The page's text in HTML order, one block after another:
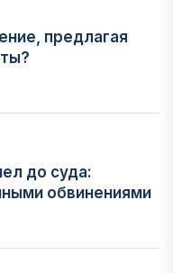
предлагая
до суда:
обвинениями